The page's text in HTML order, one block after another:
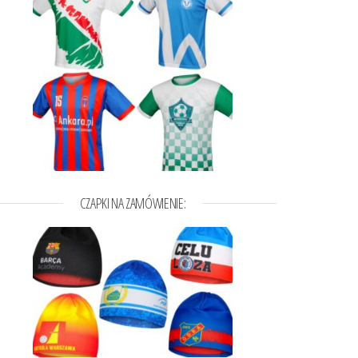
do 136,00zł
CZAPKI NA ZAMÓWIENIE: